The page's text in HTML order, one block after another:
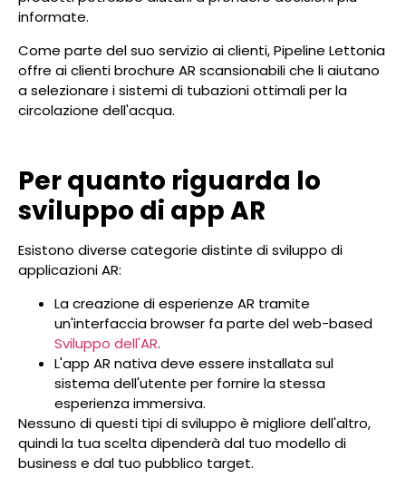
informate.
Come parte del suo servizio ai clienti, Pipeline Lettonia
offre ai clienti brochure AR scansionabili che li aiutano
a selezionare i sistemi di tubazioni ottimali per la
circolazione dell'acqua.
Per quanto riguarda lo
sviluppo di app AR
Esistono diverse categorie distinte di sviluppo di
applicazioni AR:
La creazione di esperienze AR tramite
un'interfaccia browser fa parte del web-based
Sviluppo dell'AR.
L'app AR nativa deve essere installata sul
sistema dell'utente per fornire la stessa
esperienza immersiva.
Nessuno di questi tipi di sviluppo è migliore dell'altro,
quindi la tua scelta dipenderà dal tuo modello di
business e dal tuo pubblico target.